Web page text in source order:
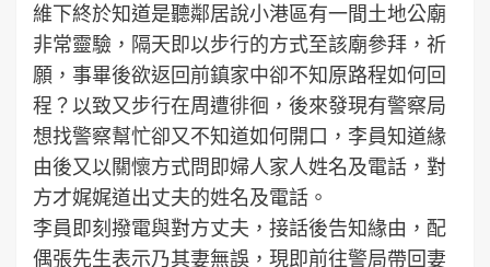
維下終於知道是聽鄰居說小港區有一間土地公廟
非常靈驗，隔天即以步行的方式至該廟參拜，祈
願，事畢後欲返回前鎮家中卻不知原路程如何回
程？以致又步行在周遭徘徊，後來發現有警察局
想找警察幫忙卻又不知道如何開口，李員知道緣
由後又以關懷方式問即婦人家人姓名及電話，對
方才娓娓道出丈夫的姓名及電話。
李員即刻撥電與對方丈夫，接話後告知緣由，配
偶張先生表示乃其妻無誤，現即前往警局帶回妻